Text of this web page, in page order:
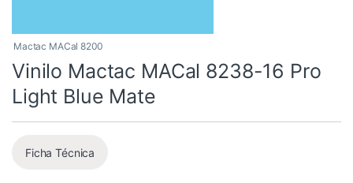
Mactac MACal 8200
Vinilo Mactac MACal 8238-16 Pro
Light Blue Mate
Ficha Técnica